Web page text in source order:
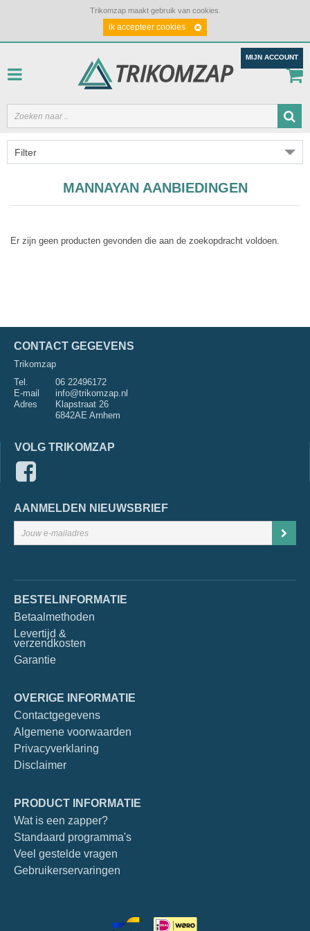
Trikomzap maakt gebruik van cookies.
ik accepteer cookies
MIJN ACCOUNT
Filter
MANNAYAN AANBIEDINGEN
Er zijn geen producten gevonden die aan de zoekopdracht voldoen.
CONTACT GEGEVENS
Trikomzap
Tel.
06 22496172
E-mail
info@trikomzap.nl
Adres
Klapstraat 26
6842AE Arnhem
VOLG TRIKOMZAP
AANMELDEN NIEUWSBRIEF
BESTELINFORMATIE
Betaalmethoden
Levertijd &
verzendkosten
Garantie
OVERIGE INFORMATIE
Contactgegevens
Algemene voorwaarden
Privacyverklaring
Disclaimer
PRODUCT INFORMATIE
Wat is een zapper?
Standaard programma's
Veel gestelde vragen
Gebruikerservaringen